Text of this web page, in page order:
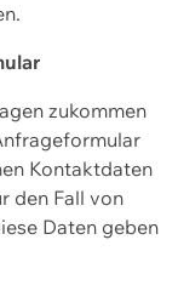
zukommen
Kontaktdaten
den Fall von
Daten geben